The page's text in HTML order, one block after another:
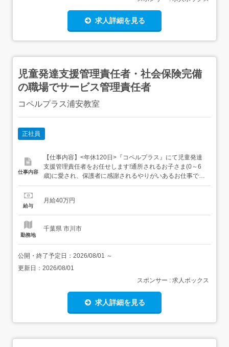
求人詳細を見る
児童発達支援管理責任者・社会保険完備
の職場でサービス管理責任者
コペルプラス浦安教室
正社員
仕事内容
【仕事内容】<年休120日>『コペルプラス』にて児童発達
支援管理責任者をお任せします!通所されるお子さま(0～6
歳)に愛され、保護者に感謝されるやりがいあるお仕事で
す!!<具体的には>・個別支援計画の作成や管理・サービス
全般・地域の関係機関との連絡調整など 送迎や預かりはあ
給与
月給40万円
勤務地
千葉県 市川市
公開・終了予定日： 2026/08/01 ～
更新日： 2026/08/01
スポンサー : 求人ボックス
求人詳細を見る